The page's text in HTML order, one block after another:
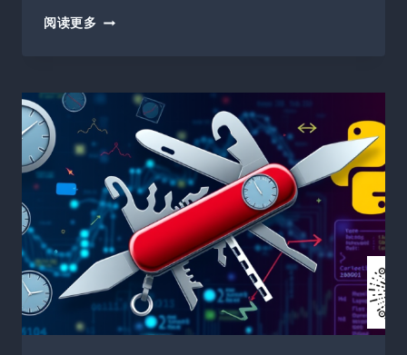
阅读更多 推
器
习
库
选
列
表：
BEST-
OF-
ML-
PYTHON